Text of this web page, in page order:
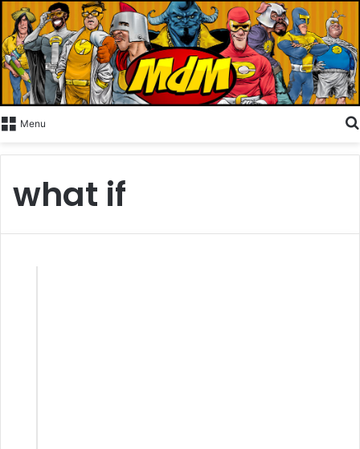
Menu
what if